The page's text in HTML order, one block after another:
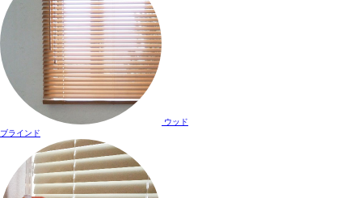
ウッド
ブラインド